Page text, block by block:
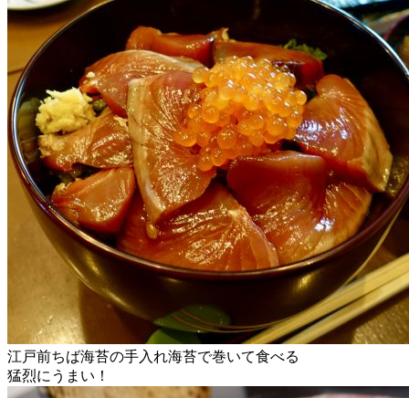
江戸前ちば海苔の手入れ海苔で巻いて食べる
猛烈にうまい！